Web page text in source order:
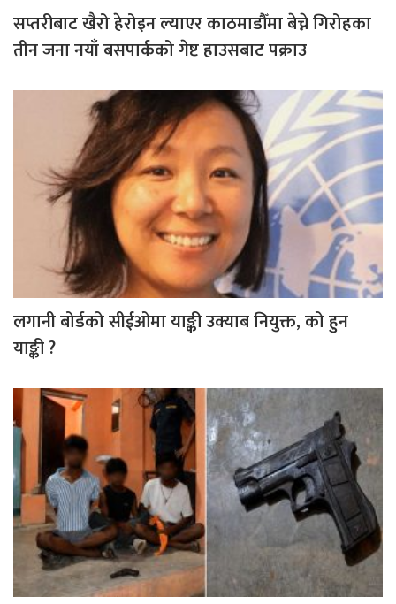
सप्तरीबाट खैरो हेरोइन ल्याएर काठमाडौँमा बेच्ने गिरोहका
तीन जना नयाँ बसपार्कको गेष्ट हाउसबाट पक्राउ
लगानी बोर्डको सीईओमा याङ्की उक्याब नियुक्त, को हुन
याङ्की ?